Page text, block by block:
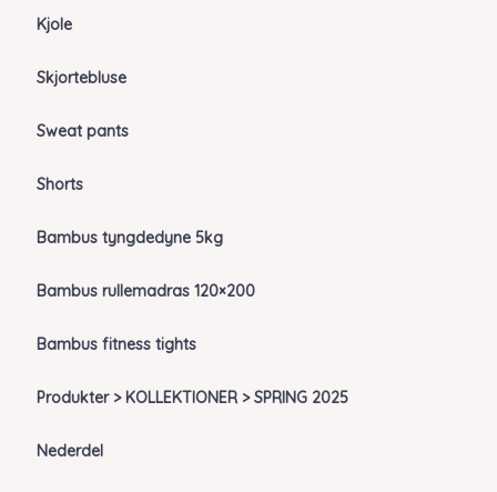
Kjole
Skjortebluse
Sweat pants
Shorts
Bambus tyngdedyne 5kg
Bambus rullemadras 120×200
Bambus fitness tights
Produkter > KOLLEKTIONER > SPRING 2025
Nederdel